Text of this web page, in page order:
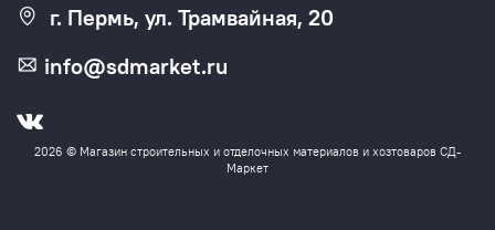
2026 © Магазин строительных и отделочных материалов и хозтоваров СД-
Маркет
г. Пермь, ул. Трамвайная, 20
info@sdmarket.ru